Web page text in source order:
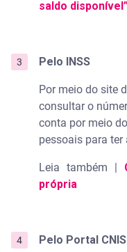
saldo
Pelo INSS
Por meio do site
consultar o
conta por meio
pessoais para ter
Leia também |
própria
Pelo Portal CNIS